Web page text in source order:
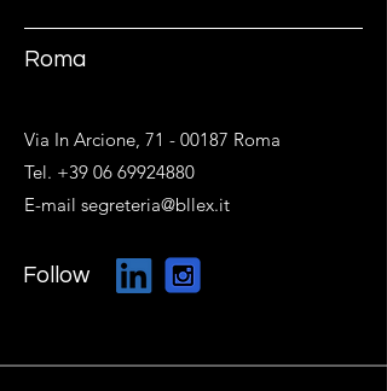
Roma
Via In Arcione, 71 - 00187 Roma
Tel. +39 06 69924880
E-mail segreteria@bllex.it
Follow